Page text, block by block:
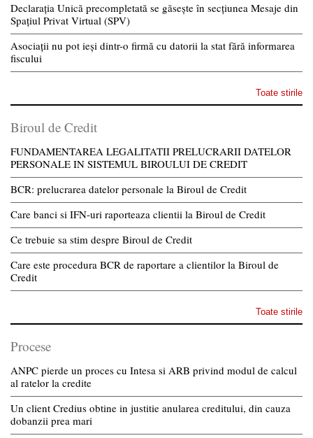
Declarația Unică precompletată se găsește în secțiunea Mesaje din
Spațiul Privat Virtual (SPV)
Asociații nu pot ieși dintr-o firmă cu datorii la stat fără informarea
fiscului
Toate stirile
Biroul de Credit
FUNDAMENTAREA LEGALITATII PRELUCRARII DATELOR
PERSONALE IN SISTEMUL BIROULUI DE CREDIT
BCR: prelucrarea datelor personale la Biroul de Credit
Care banci si IFN-uri raporteaza clientii la Biroul de Credit
Ce trebuie sa stim despre Biroul de Credit
Care este procedura BCR de raportare a clientilor la Biroul de
Credit
Toate stirile
Procese
ANPC pierde un proces cu Intesa si ARB privind modul de calcul
al ratelor la credite
Un client Credius obtine in justitie anularea creditului, din cauza
dobanzii prea mari